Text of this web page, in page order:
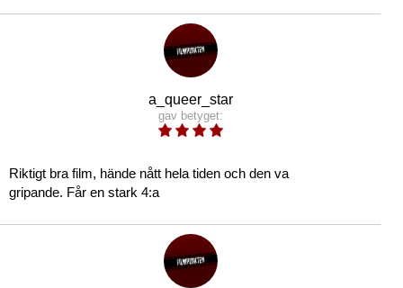
a_queer_star
gav betyget:
Riktigt bra film, hände nått hela tiden och den va
gripande. Får en stark 4:a